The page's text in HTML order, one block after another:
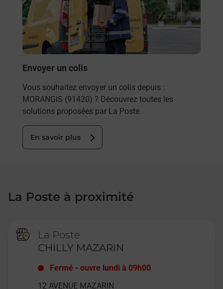
Envoyer un colis
Vous souhaitez envoyer un colis depuis :
MORANGIS (91420) ? Découvrez toutes les
solutions proposées par La Poste.
En savoir plus
La Poste à proximité
La Poste
CHILLY MAZARIN
Fermé -ouvre lundi à 09h00
12 AVENUE MAZARIN